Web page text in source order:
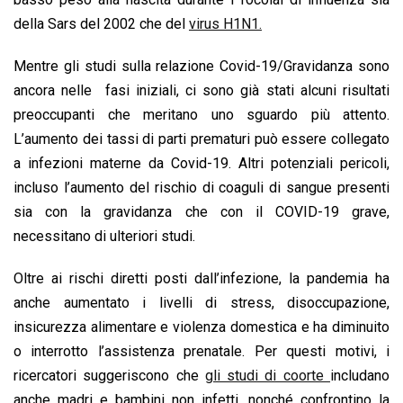
della Sars del 2002 che del virus H1N1.
Mentre gli studi sulla relazione Covid-19/Gravidanza sono
ancora nelle fasi iniziali, ci sono già stati alcuni risultati
preoccupanti che meritano uno sguardo più attento.
L’aumento dei tassi di parti prematuri può essere collegato
a infezioni materne da Covid-19. Altri potenziali pericoli,
incluso l’aumento del rischio di coaguli di sangue presenti
sia con la gravidanza che con il COVID-19 grave,
necessitano di ulteriori studi.
Oltre ai rischi diretti posti dall’infezione, la pandemia ha
anche aumentato i livelli di stress, disoccupazione,
insicurezza alimentare e violenza domestica e ha diminuito
o interrotto l’assistenza prenatale. Per questi motivi, i
ricercatori suggeriscono che gli studi di coorte includano